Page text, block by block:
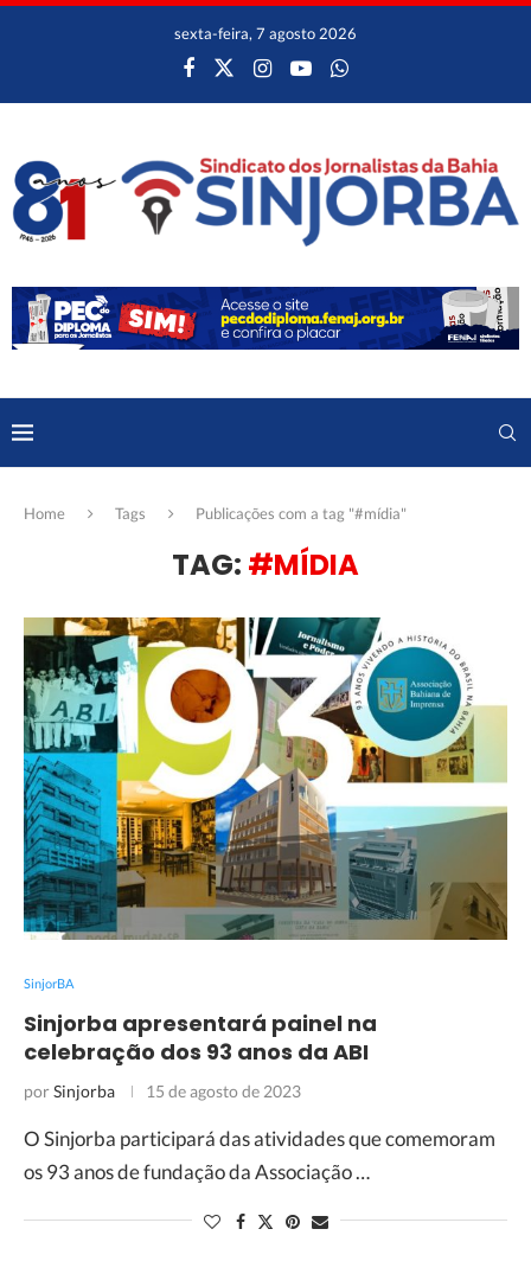
sexta-feira, 7 agosto 2026
Home Tags Publicações com a tag "#mídia"
TAG: #MÍDIA
SinjorBA
Sinjorba apresentará painel na
celebração dos 93 anos da ABI
porSinjorba 15 de agosto de 2023
O Sinjorba participará das atividades que comemoram
os 93 anos de fundação da Associação …